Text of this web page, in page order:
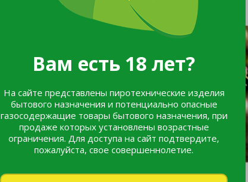
Вам есть 18 лет?
На сайте представлены пиротехнические изделия
бытового назначения и потенциально опасные
газосодержащие товары бытового назначения, при
продаже которых установлены возрастные
ограничения. Для доступа на сайт подтвердите,
пожалуйста, свое совершеннолетие.